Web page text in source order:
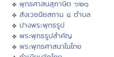
พุทธศาสนสุภาษิต ๖๒๑
สังเวชนียสถาน ๔ ตำบล
ปางพระพุทธรูป
พระพุทธรูปสำคัญ
พระพุทธศาสนาในไทย